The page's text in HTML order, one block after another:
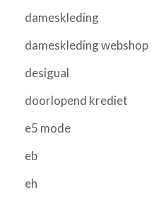
dameskleding
dameskleding webshop
desigual
doorlopend krediet
e5 mode
eb
eh